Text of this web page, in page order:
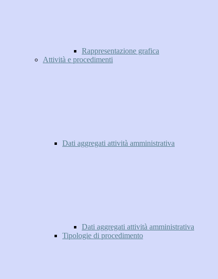
Rappresentazione grafica
Attività e procedimenti
Dati aggregati attività amministrativa
Dati aggregati attività amministrativa
Tipologie di procedimento